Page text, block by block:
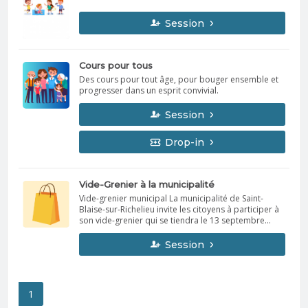
Session
Cours pour tous
Des cours pour tout âge, pour bouger ensemble et
progresser dans un esprit convivial.
Session
Drop-in
Vide-Grenier à la municipalité
Vide-grenier municipal La municipalité de Saint-
Blaise-sur-Richelieu invite les citoyens à participer à
son vide-grenier qui se tiendra le 13 septembre
2026, de 9 h à 15 h, au 795, rue des Loisirs. Les
vendeurs pourront arriver à partir de 8 h 00 afin
d’installer leur table. Des tables seront fournies. Les
Session
1